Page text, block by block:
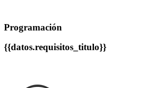
Programación
{{datos.requisitos_titulo}}